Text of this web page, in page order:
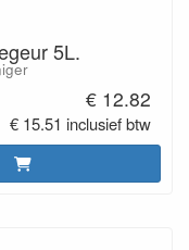
5L.
€ 12.82
€ 15.51 inclusief btw